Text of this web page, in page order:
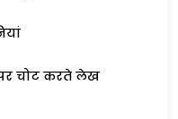
चोट करते लेख